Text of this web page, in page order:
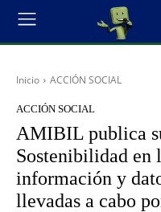
Inicio ACCIÓN SOCIAL
ACCIÓN SOCIAL
AMIBIL publica
Sostenibilidad en
información y
llevadas a cabo